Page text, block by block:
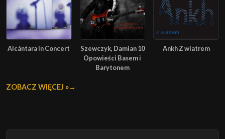
Alcántara In Concert
Szewczyk, Damian 10
Opowieści Basem i
Barytonem
Ankh Z wiatrem
ZOBACZ WIĘCEJ »